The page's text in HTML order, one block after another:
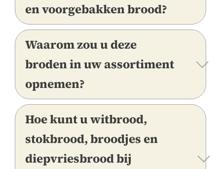
en voorgebakken brood?
Waarom zou u deze
broden in uw assortiment
opnemen?
Hoe kunt u witbrood,
stokbrood, broodjes en
diepvriesbrood bij